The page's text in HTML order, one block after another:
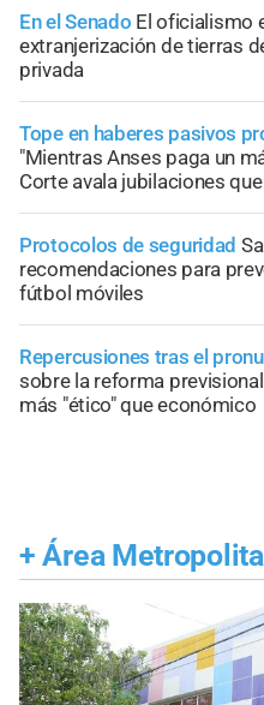
En el Senado El oficialismo
extranjerización de tierras
privada
Tope en haberes pasivos
"Mientras Anses paga un
Corte avala jubilaciones
Protocolos de seguridad
recomendaciones para
fútbol móviles
Repercusiones tras el
sobre la reforma
más "ético" que económico
+ Área